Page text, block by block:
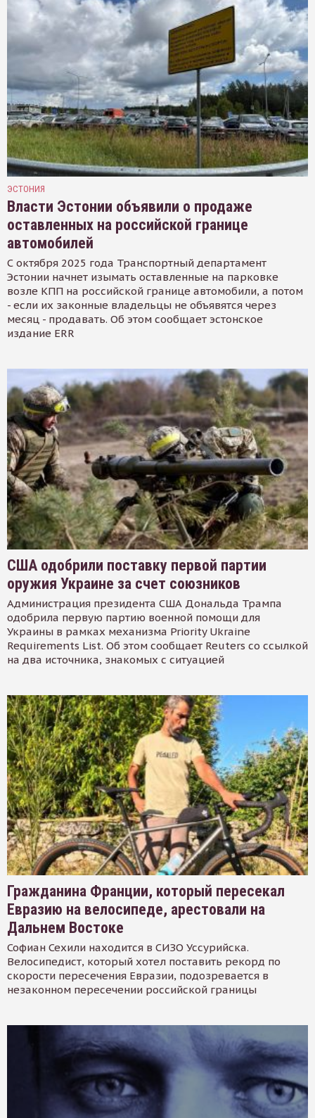
ЭСТОНИЯ
Власти Эстонии объявили о продаже
оставленных на российской границе
автомобилей
С октября 2025 года Транспортный департамент
Эстонии начнет изымать оставленные на парковке
возле КПП на российской границе автомобили, а потом
- если их законные владельцы не объявятся через
месяц - продавать. Об этом сообщает эстонское
издание ERR
США одобрили поставку первой партии
оружия Украине за счет союзников
Администрация президента США Дональда Трампа
одобрила первую партию военной помощи для
Украины в рамках механизма Priority Ukraine
Requirements List. Об этом сообщает Reuters со ссылкой
на два источника, знакомых с ситуацией
Гражданина Франции, который пересекал
Евразию на велосипеде, арестовали на
Дальнем Востоке
Софиан Сехили находится в СИЗО Уссурийска.
Велосипедист, который хотел поставить рекорд по
скорости пересечения Евразии, подозревается в
незаконном пересечении российской границы